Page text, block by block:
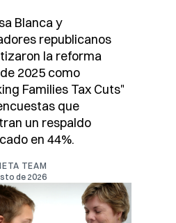
Blanca y
republicanos
la reforma
2025 como
Families Tax Cuts"
que
un respaldo
en 44%.
TEAM
de 2026